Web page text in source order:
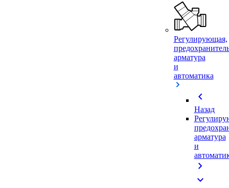
Регулирующая,
арматура
и
автоматика
chevron_left
Назад
арматура
и
chevron_right
expand_more